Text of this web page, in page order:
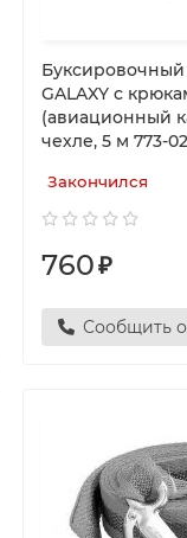
Буксировочный
GALAXY с
(авиационный
чехле, 5 м 773-
Закончился
760₽
Сообщить